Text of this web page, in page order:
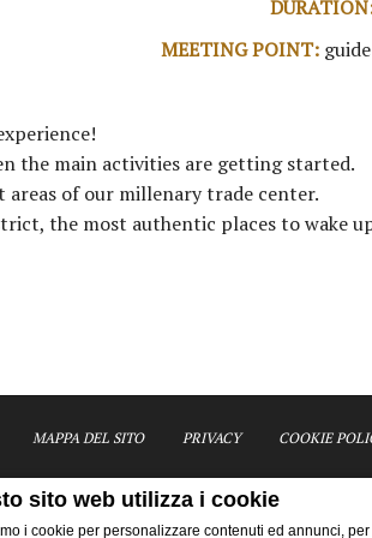
sito web utilizza i cookie
i cookie per personalizzare contenuti ed annunci,
MEETING POINT:
the main activities are getting started.
of our millenary trade center.
the most authentic places to wake
MAPPA DEL SITO PRIVACY COOKIE